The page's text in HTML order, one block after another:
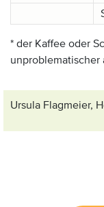
* der Kaffee oder
unproblematischer
Ursula Flagmeier,